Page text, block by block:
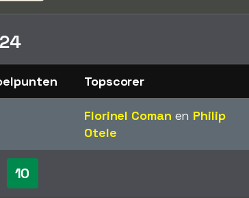
Topscorer
Florinel Coman en Philip
Otele
10